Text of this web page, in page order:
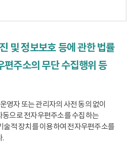
및 정보보호 등에 관한 법률
주소의 무단 수집행위 등
영자 또는 관리자의 사전 동의 없이
으로 전자우편주소를 수집하는
술적 장치를 이용하여 전자우편주소를
.